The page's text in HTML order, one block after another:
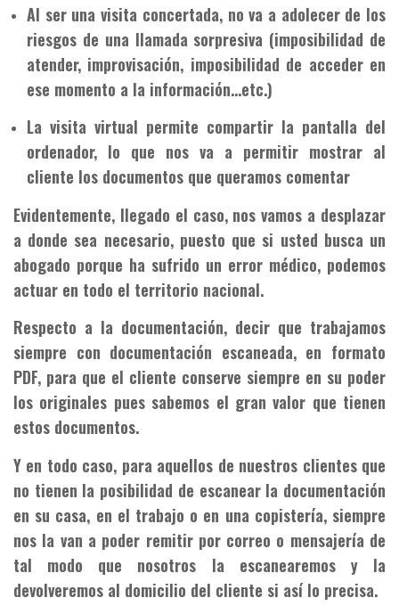
Al ser una visita concertada, no va a adolecer de los
riesgos de una llamada sorpresiva (imposibilidad de
atender, improvisación, imposibilidad de acceder en
ese momento a la información…etc.)
La visita virtual permite compartir la pantalla del
ordenador, lo que nos va a permitir mostrar al
cliente los documentos que queramos comentar
Evidentemente, llegado el caso, nos vamos a desplazar
a donde sea necesario, puesto que si usted busca un
abogado porque ha sufrido un error médico, podemos
actuar en todo el territorio nacional.
Respecto a la documentación, decir que trabajamos
siempre con documentación escaneada, en formato
PDF, para que el cliente conserve siempre en su poder
los originales pues sabemos el gran valor que tienen
estos documentos.
Y en todo caso, para aquellos de nuestros clientes que
no tienen la posibilidad de escanear la documentación
en su casa, en el trabajo o en una copistería, siempre
nos la van a poder remitir por correo o mensajería de
tal modo que nosotros la escanearemos y la
devolveremos al domicilio del cliente si así lo precisa.